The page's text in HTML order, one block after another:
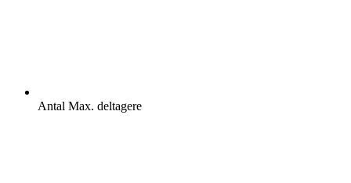
Antal Max. deltagere